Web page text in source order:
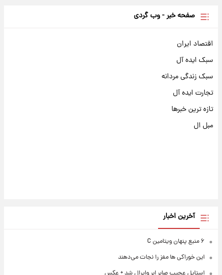
صفحه خبر - وب گردی
اقتصاد ایران
سبک ایده آل
سبک زندگی مردانه
تجارت ایده آل
تازه ترین خبرها
مبل ال
آخرین اخبار
۶ منبع پنهان ویتامین C
این خوراکی ها مغز را نجات می‌دهند